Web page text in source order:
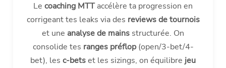
Le coaching MTTaccélère ta progression en
corrigeant tes leaks via des reviews de tournois
et une analyse de mains structurée. On
consolide tes ranges préflop(open/3-bet/4-
bet), les c-betset les sizings, on équilibre jeu